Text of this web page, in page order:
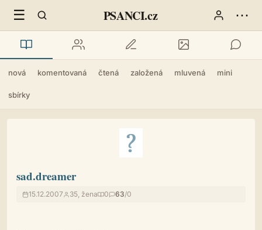
☰ PSANCI.cz ⋯
nová komentovaná čtená založená mluvená mini
sbírky
sad.dreamer
15.12.2007 35, žena 0 63/0